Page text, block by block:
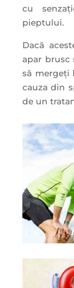
cu
pieptului.
Dacă
apar brusc
să mergeţi
cauza din
de un